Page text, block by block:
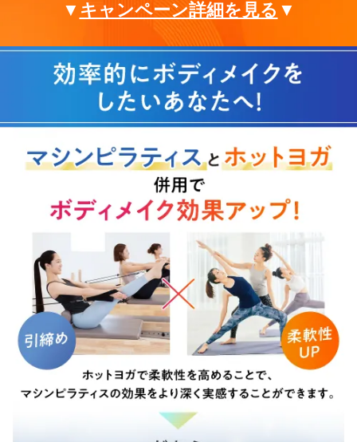
▼ キャンペーン詳細を見る ▼